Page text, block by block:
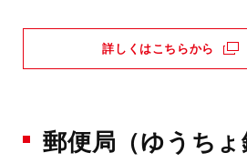
詳しくはこちらから
郵便局（ゆうちょ